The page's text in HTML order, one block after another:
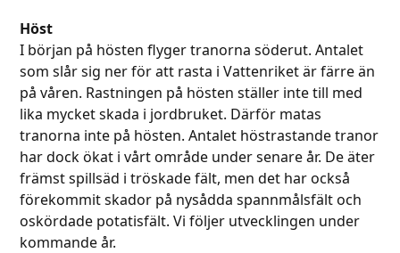
Höst
I början på hösten flyger tranorna söderut. Antalet
som slår sig ner för att rasta i Vattenriket är färre än
på våren. Rastningen på hösten ställer inte till med
lika mycket skada i jordbruket. Därför matas
tranorna inte på hösten. Antalet höstrastande tranor
har dock ökat i vårt område under senare år. De äter
främst spillsäd i tröskade fält, men det har också
förekommit skador på nysådda spannmålsfält och
oskördade potatisfält. Vi följer utvecklingen under
kommande år.